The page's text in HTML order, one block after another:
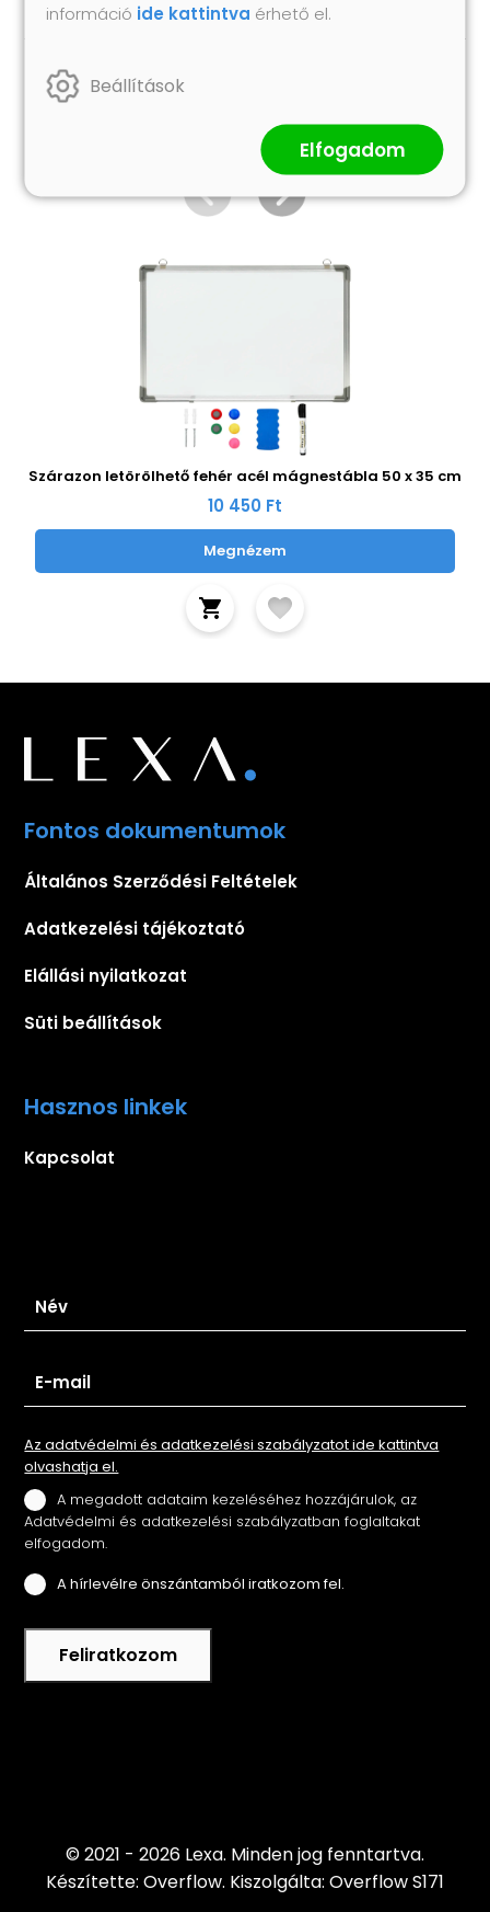
Hasonló termékek
Szárazon letörölhető fehér acél mágnestábla 50 x 35 cm
10 450 Ft
Megnézem
Fontos dokumentumok
Általános Szerződési Feltételek
Adatkezelési tájékoztató
Elállási nyilatkozat
Süti beállítások
Hasznos linkek
Kapcsolat
Az adatvédelmi és adatkezelési szabályzatot ide kattintva
olvashatja el.
A megadott adataim kezeléséhez hozzájárulok, az
Adatvédelmi és adatkezelési szabályzatban foglaltakat
elfogadom.
A hírlevélre önszántamból iratkozom fel.
Feliratkozom
© 2021 - 2026 Lexa. Minden jog fenntartva.
Készítette: Overflow. Kiszolgálta: Overflow S171
információ ide kattintva érhető el.
Beállítások
Elfogadom